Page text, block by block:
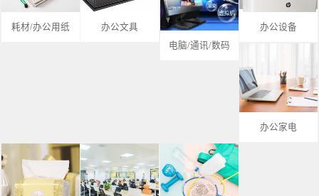
耗材/办公用纸
办公文具
电脑/通讯/数码
办公设备
办公家电